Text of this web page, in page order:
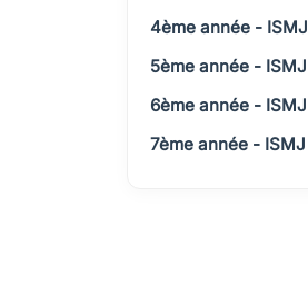
4ème année - ISMJ
5ème année - ISMJ
6ème année - ISMJ
7ème année - ISMJ